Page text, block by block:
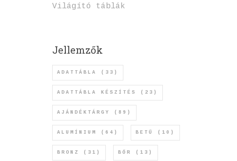
Világító táblák
Jellemzők
ADATTÁBLA (33)
ADATTÁBLA KÉSZÍTÉS (23)
AJÁNDÉKTÁRGY (89)
ALUMÍNIUM (64) BETŰ (10)
BRONZ (31) BŐR (13)